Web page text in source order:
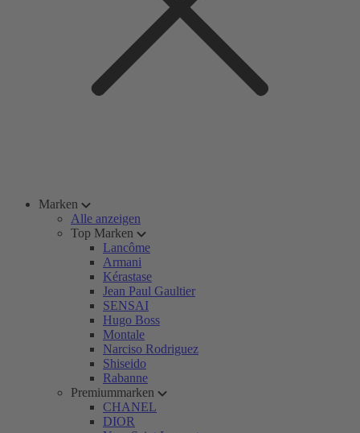
Marken
Alle anzeigen
Top Marken
Lancôme
Armani
Kérastase
Jean Paul Gaultier
SENSAI
Hugo Boss
Montale
Narciso Rodriguez
Shiseido
Rabanne
Premiummarken
CHANEL
DIOR